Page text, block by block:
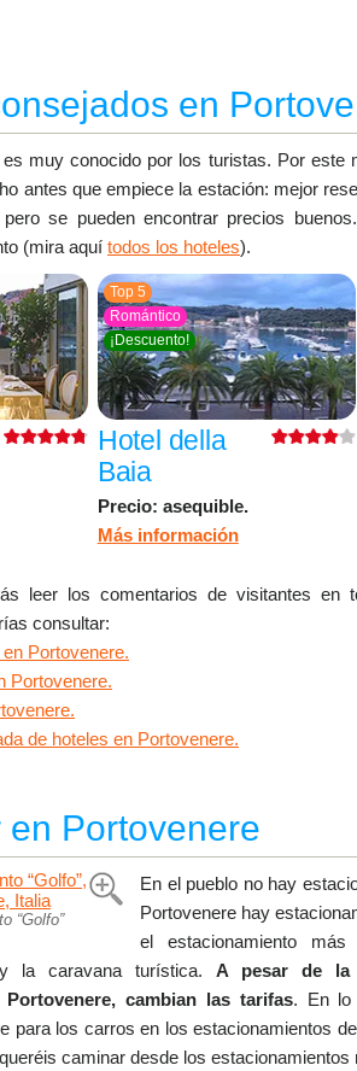
en
muy conocido por los turistas. Por este
antes que empiece la estación: mejor
se pueden encontrar precios
(mira aquí todos los hoteles).
Top 5
Romántico
¡Descuento!
Hotel della
Baia
Precio: asequible.
Más información
leer los comentarios de visitantes en
consultar:
Portovenere.
Portovenere.
de hoteles en Portovenere.
en Portovenere
“Golfo”
En el pueblo no hay
Portovenere hay
el estacionamiento
la caravana turística. A pesar de la
cambian las tarifas. En lo
para los carros en los estacionamientos
caminar desde los